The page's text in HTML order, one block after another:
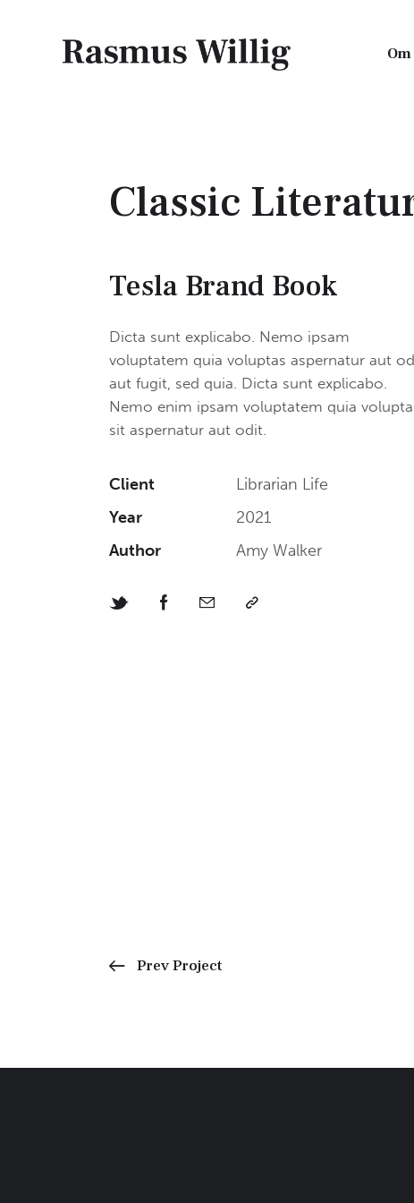
Om
Classic
Tesla Brand Book
Dicta sunt explicabo. Nemo ipsam
voluptatem quia voluptas aspernatur aut
aut fugit, sed quia. Dicta sunt explicabo.
Nemo enim ipsam voluptatem quia
sit aspernatur aut odit.
Client
Librarian Life
Year
2021
Author
Amy Walker
Prev Project